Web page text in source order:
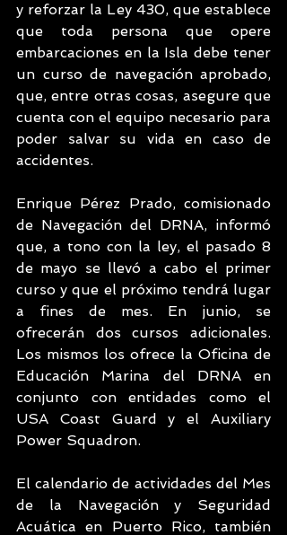
y reforzar la Ley 430, que establece
que toda persona que opere
embarcaciones en la Isla debe tener
un curso de navegación aprobado,
que, entre otras cosas, asegure que
cuenta con el equipo necesario para
poder salvar su vida en caso de
accidentes.
Enrique Pérez Prado, comisionado
de Navegación del DRNA, informó
que, a tono con la ley, el pasado 8
de mayo se llevó a cabo el primer
curso y que el próximo tendrá lugar
a fines de mes. En junio, se
ofrecerán dos cursos adicionales.
Los mismos los ofrece la Oficina de
Educación Marina del DRNA en
conjunto con entidades como el
USA Coast Guard y el Auxiliary
Power Squadron.
El calendario de actividades del Mes
de la Navegación y Seguridad
Acuática en Puerto Rico, también